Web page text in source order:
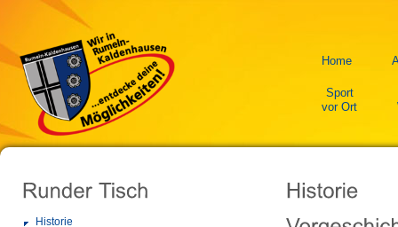
Home
Sport
vor Ort
Historie